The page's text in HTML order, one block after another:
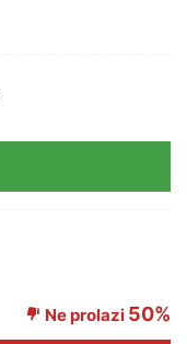
Ne prolazi 50%